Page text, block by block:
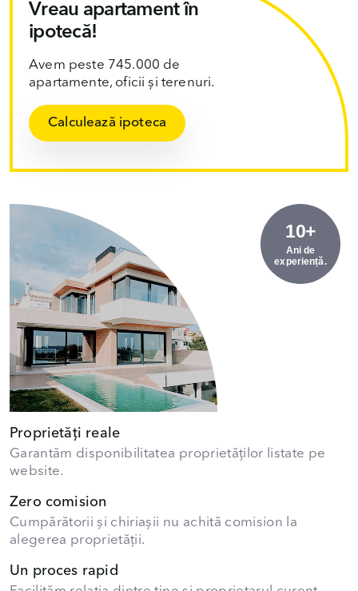
Vreau apartament în
ipotecă!
Avem peste 745.000 de
apartamente, oficii și terenuri.
Calculează ipoteca
10+
Ani de
experiență.
Proprietăți reale
Garantăm disponibilitatea proprietăților listate pe
website.
Zero comision
Cumpărătorii și chiriașii nu achită comision la
alegerea proprietății.
Un proces rapid